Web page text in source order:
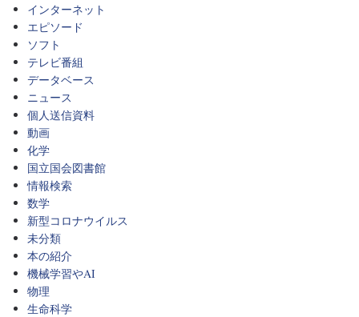
インターネット
エピソード
ソフト
テレビ番組
データベース
ニュース
個人送信資料
動画
化学
国立国会図書館
情報検索
数学
新型コロナウイルス
未分類
本の紹介
機械学習やAI
物理
生命科学